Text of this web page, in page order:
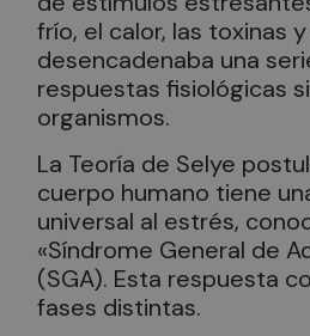
frío, el calor, las toxinas
desencadenaba una
respuestas fisiológicas
organismos.
La Teoría de Selye
cuerpo humano tiene
universal al estrés,
«Síndrome General de
(SGA). Esta respuesta
fases distintas.